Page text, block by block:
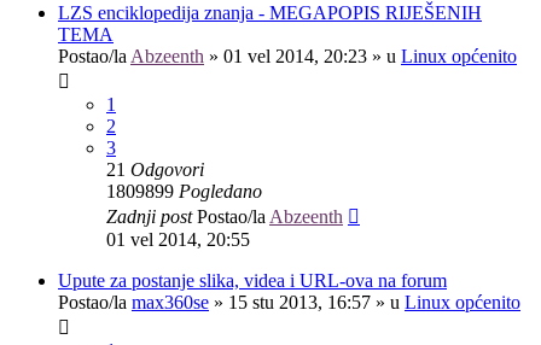
LZS enciklopedija znanja - MEGAPOPIS RIJEŠENIH
TEMA
Postao/la Abzeenth » 01 vel 2014, 20:23 » u Linux općenito
1
2
3
21 Odgovori
1809899 Pogledano
Zadnji postPostao/la Abzeenth
01 vel 2014, 20:55
Upute za postanje slika, videa i URL-ova na forum
Postao/la max360se » 15 stu 2013, 16:57 » u Linux općenito